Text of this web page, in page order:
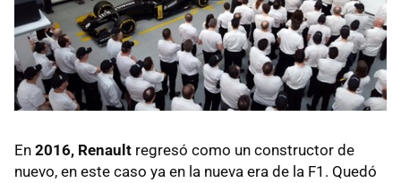
En 2016, Renault regresó como un constructor de
nuevo, en este caso ya en la nueva era de la F1. Quedó